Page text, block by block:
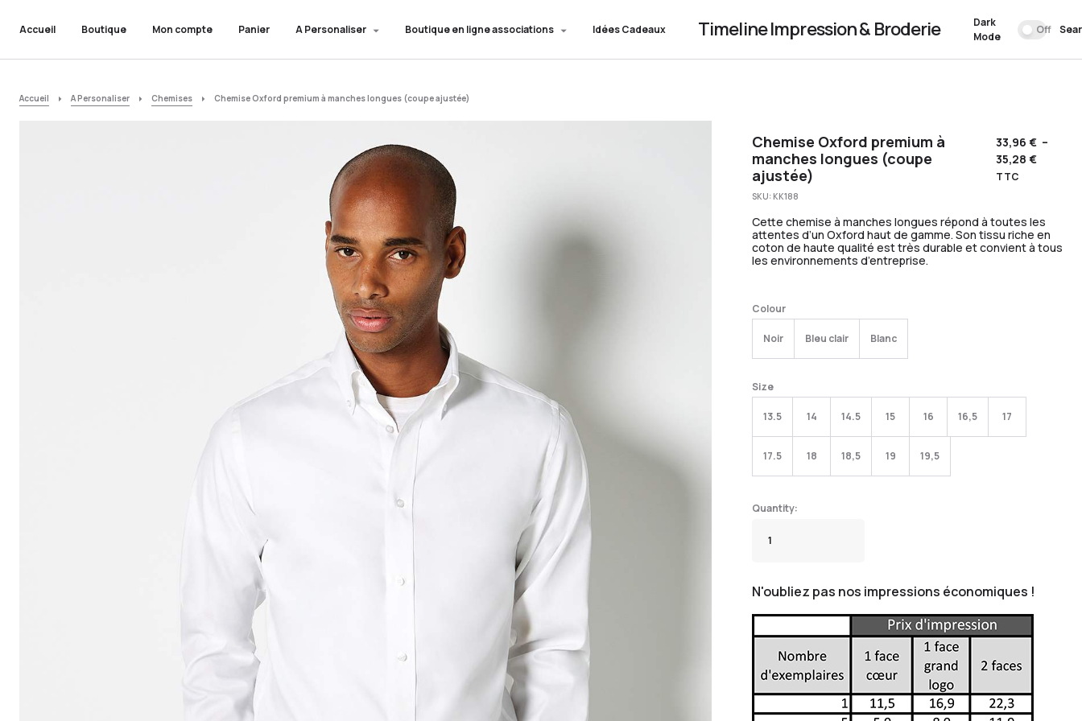
Accueil Boutique Mon compte Panier A Personaliser Boutique en ligne associations Idées Cadeaux Timeline Impression & Broderie
Dark
Mode
Off
Accueil A Personaliser Chemises Chemise Oxford premium à manches longues (coupe ajustée)
Chemise Oxford premium à
manches longues (coupe
ajustée)
33,96€ –
35,28€
TTC
SKU: KK188
Cette chemise à manches longues répond à toutes les
attentes d’un Oxford haut de gamme. Son tissu riche en
coton de haute qualité est très durable et convient à tous
les environnements d’entreprise.
Colour
Noir Bleu clair Blanc
Size
13.5 14 14.5 15 16 16,5 17
17.5 18 18,5 19 19,5
N'oubliez pas nos impressions économiques !